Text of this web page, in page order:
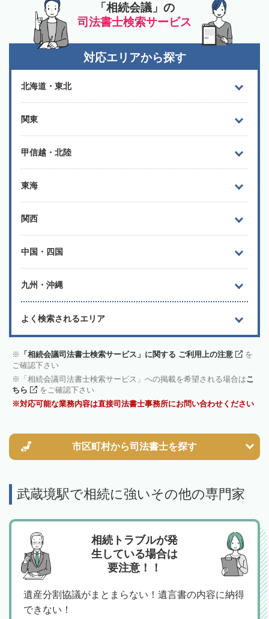
「相続会議」の
司法書士検索サービス
対応エリアから探す
北海道・東北
関東
甲信越・北陸
東海
関西
中国・四国
九州・沖縄
よく検索されるエリア
「相続会議司法書士検索サービス」に関する ご利用上の注意
を
ご確認下さい
「相続会議司法書士検索サービス」への掲載を希望される場合はこ
ちら
をご確認下さい
対応可能な業務内容は直接司法書士事務所にお問い合わせください
市区町村から司法書士を探す
武蔵境駅で相続に強いその他の専門家
相続トラブルが発
生している場合は
要注意！！
遺産分割協議がまとまらない！遺言書の内容に納得
できない！